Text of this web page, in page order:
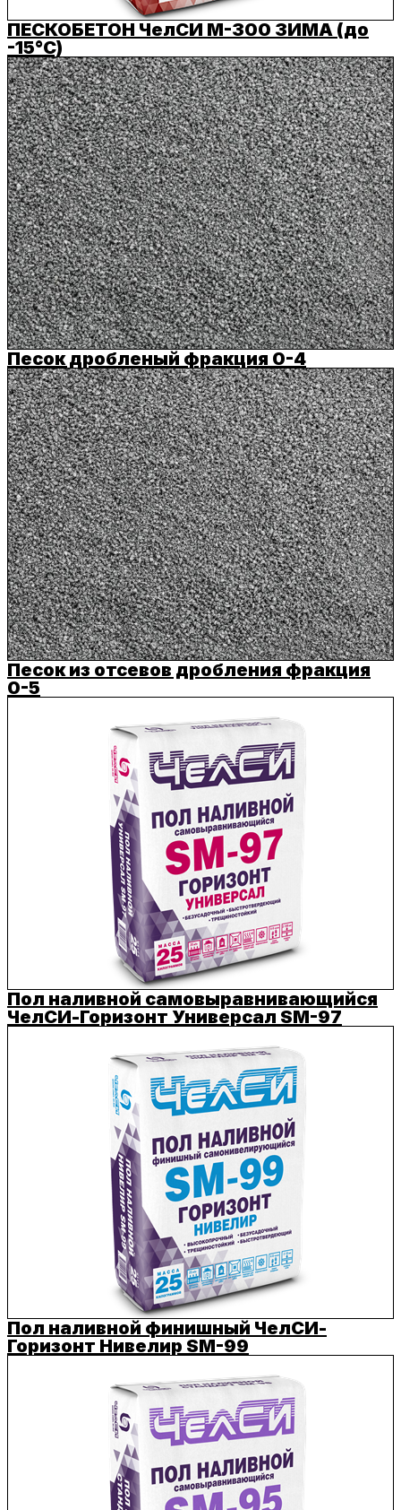
ПЕСКОБЕТОН ЧелСИ М-300 ЗИМА (до
-15°C)
Песок дробленый фракция 0-4
Песок из отсевов дробления фракция
0-5
Пол наливной самовыравнивающийся
ЧелСИ-Горизонт Универсал SM-97
Пол наливной финишный ЧелСИ-
Горизонт Нивелир SM-99